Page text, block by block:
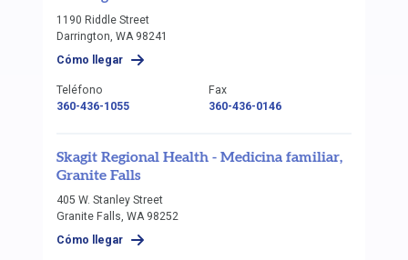
1190 Riddle Street
Darrington, WA 98241
Cómo llegar
Teléfono
360-436-1055
Fax
360-436-0146
Skagit Regional Health - Medicina familiar,
Granite Falls
405 W. Stanley Street
Granite Falls, WA 98252
Cómo llegar